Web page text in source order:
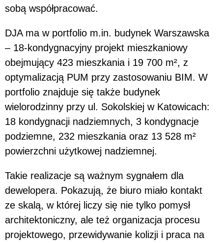
sobą współpracować.
DJA ma w portfolio m.in. budynek Warszawska
– 18-kondygnacyjny projekt mieszkaniowy
obejmujący 423 mieszkania i 19 700 m², z
optymalizacją PUM przy zastosowaniu BIM. W
portfolio znajduje się także budynek
wielorodzinny przy ul. Sokolskiej w Katowicach:
18 kondygnacji nadziemnych, 3 kondygnacje
podziemne, 232 mieszkania oraz 13 528 m²
powierzchni użytkowej nadziemnej.
Takie realizacje są ważnym sygnałem dla
dewelopera. Pokazują, że biuro miało kontakt
ze skalą, w której liczy się nie tylko pomysł
architektoniczny, ale też organizacja procesu
projektowego, przewidywanie kolizji i praca na